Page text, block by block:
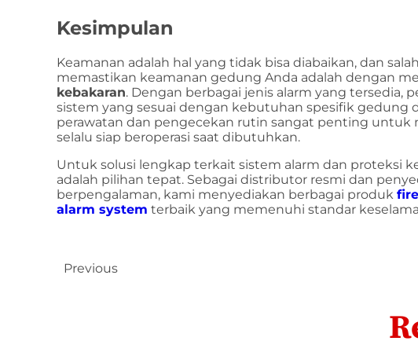
Kesimpulan
Keamanan adalah hal yang tidak bisa diabaikan, dan
memastikan keamanan gedung Anda adalah dengan
kebakaran. Dengan berbagai jenis alarm yang tersedia,
sistem yang sesuai dengan kebutuhan spesifik gedung
perawatan dan pengecekan rutin sangat penting untuk
selalu siap beroperasi saat dibutuhkan.
Untuk solusi lengkap terkait sistem alarm dan proteksi
adalah pilihan tepat. Sebagai distributor resmi dan
berpengalaman, kami menyediakan berbagai produk
alarm system terbaik yang memenuhi standar
Previous